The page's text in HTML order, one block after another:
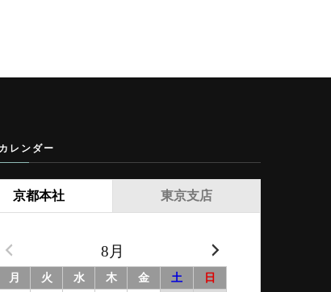
レンダー
京都本社
8月
月 火 水 木 金 土 日
東京支店